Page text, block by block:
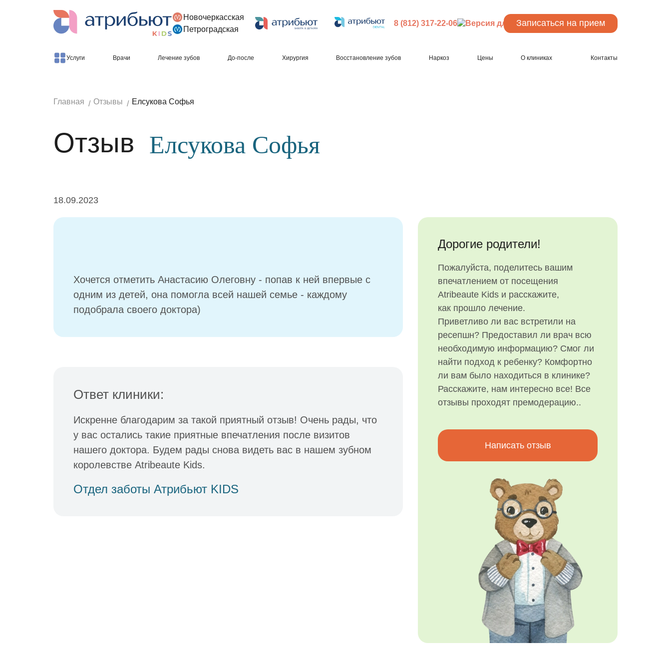
Версия для слабовидящих
Новочеркасская
Петроградская
8 (812) 317-22-06 Записаться на прием
Услуги Врачи Лечение зубов До-после Хирургия Восстановление зубов Наркоз Цены О клиниках Контакты
Главная Отзывы Елсукова Софья
Отзыв Елсукова Софья
18.09.2023
Хочется отметить Анастасию Олеговну - попав к ней впервые с
одним из детей, она помогла всей нашей семье - каждому
подобрала своего доктора)
Ответ клиники:
Искренне благодарим за такой приятный отзыв! Очень рады, что
у вас остались такие приятные впечатления после визитов
нашего доктора. Будем рады снова видеть вас в нашем зубном
королевстве Atribeaute Kids.
Отдел заботы Атрибьют KIDS
Дорогие родители!
Пожалуйста, поделитесь вашим
впечатлением от посещения
Atribeaute Kids и расскажите,
как прошло лечение.
Приветливо ли вас встретили на
ресепшн? Предоставил ли врач всю
необходимую информацию? Смог ли
найти подход к ребенку? Комфортно
ли вам было находиться в клинике?
Расскажите, нам интересно все! Все
отзывы проходят премодерацию..
Написать отзыв